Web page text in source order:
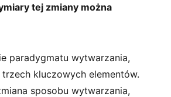
tej zmiany można
paradygmatu wytwarzania,
kluczowych elementów.
sposobu wytwarzania,